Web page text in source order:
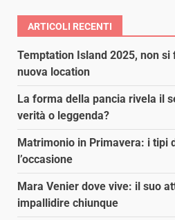
articoli
ARTICOLI RECENTI
Temptation Island 2025, non
nuova location
La forma della pancia rivela il
verità o leggenda?
Matrimonio in Primavera: i tipi
l’occasione
Mara Venier dove vive: il suo
impallidire chiunque